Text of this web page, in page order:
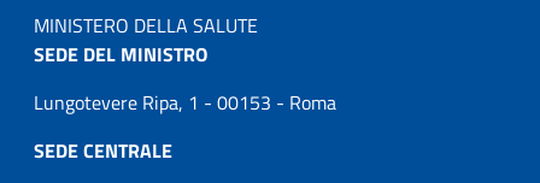
MINISTERO DELLA SALUTE
SEDE DEL MINISTRO
Lungotevere Ripa, 1 - 00153 - Roma
SEDE CENTRALE